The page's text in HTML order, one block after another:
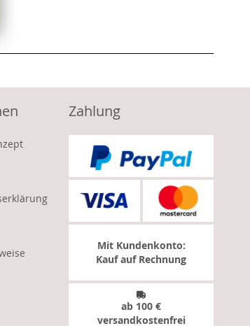
Zahlung
Mit Kundenkonto:
Kauf auf Rechnung
ab 100 €
versandkostenfrei